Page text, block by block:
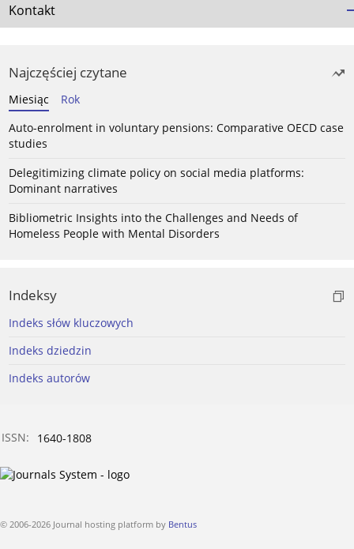
Kontakt
Najczęściej czytane
Miesiąc
Rok
Auto-enrolment in voluntary pensions: Comparative OECD case
studies
Delegitimizing climate policy on social media platforms:
Dominant narratives
Bibliometric Insights into the Challenges and Needs of
Homeless People with Mental Disorders
Indeksy
Indeks słów kluczowych
Indeks dziedzin
Indeks autorów
ISSN: 1640-1808
© 2006-2026 Journal hosting platform by Bentus